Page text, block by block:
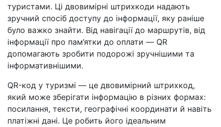
туристами. Ці двовимірні штрихкоди надають
зручний спосіб доступу до інформації, яку раніше
було важко знайти. Від навігації до маршрутів, від
інформації про пам’ятки до оплати — QR
допомагають зробити подорожі зручнішими та
інформативнішими.
QR-код у туризмі — це двовимірний штрихкод,
який може зберігати інформацію в різних формах:
посилання, тексти, географічні координати й навіть
платіжні дані. Це робить його ідеальним